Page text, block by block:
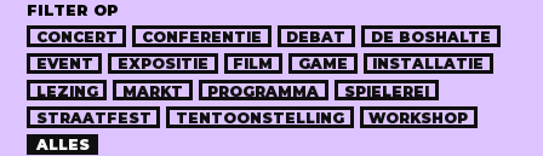
FILTER OP
CONCERT
CONFERENTIE DEBAT
DE BOSHALTE
EVENT
EXPOSITIE FILM GAME
INSTALLATIE
LEZING
MARKT PROGRAMMA
SPIELEREI
STRAATFEST
TENTOONSTELLING
WORKSHOP
ALLES